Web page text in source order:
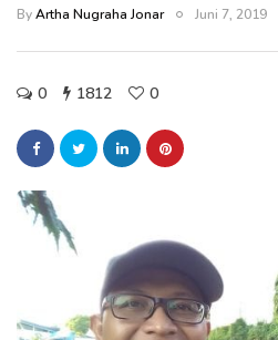
ByArtha Nugraha Jonar Juni 7, 2019
0 1812 0